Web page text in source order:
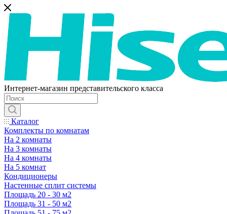
Интернет-магазин представительского класса
Каталог
Комплекты по комнатам
На 2 комнаты
На 3 комнаты
На 4 комнаты
На 5 комнат
Кондиционеры
Настенные сплит системы
Площадь 20 - 30 м2
Площадь 31 - 50 м2